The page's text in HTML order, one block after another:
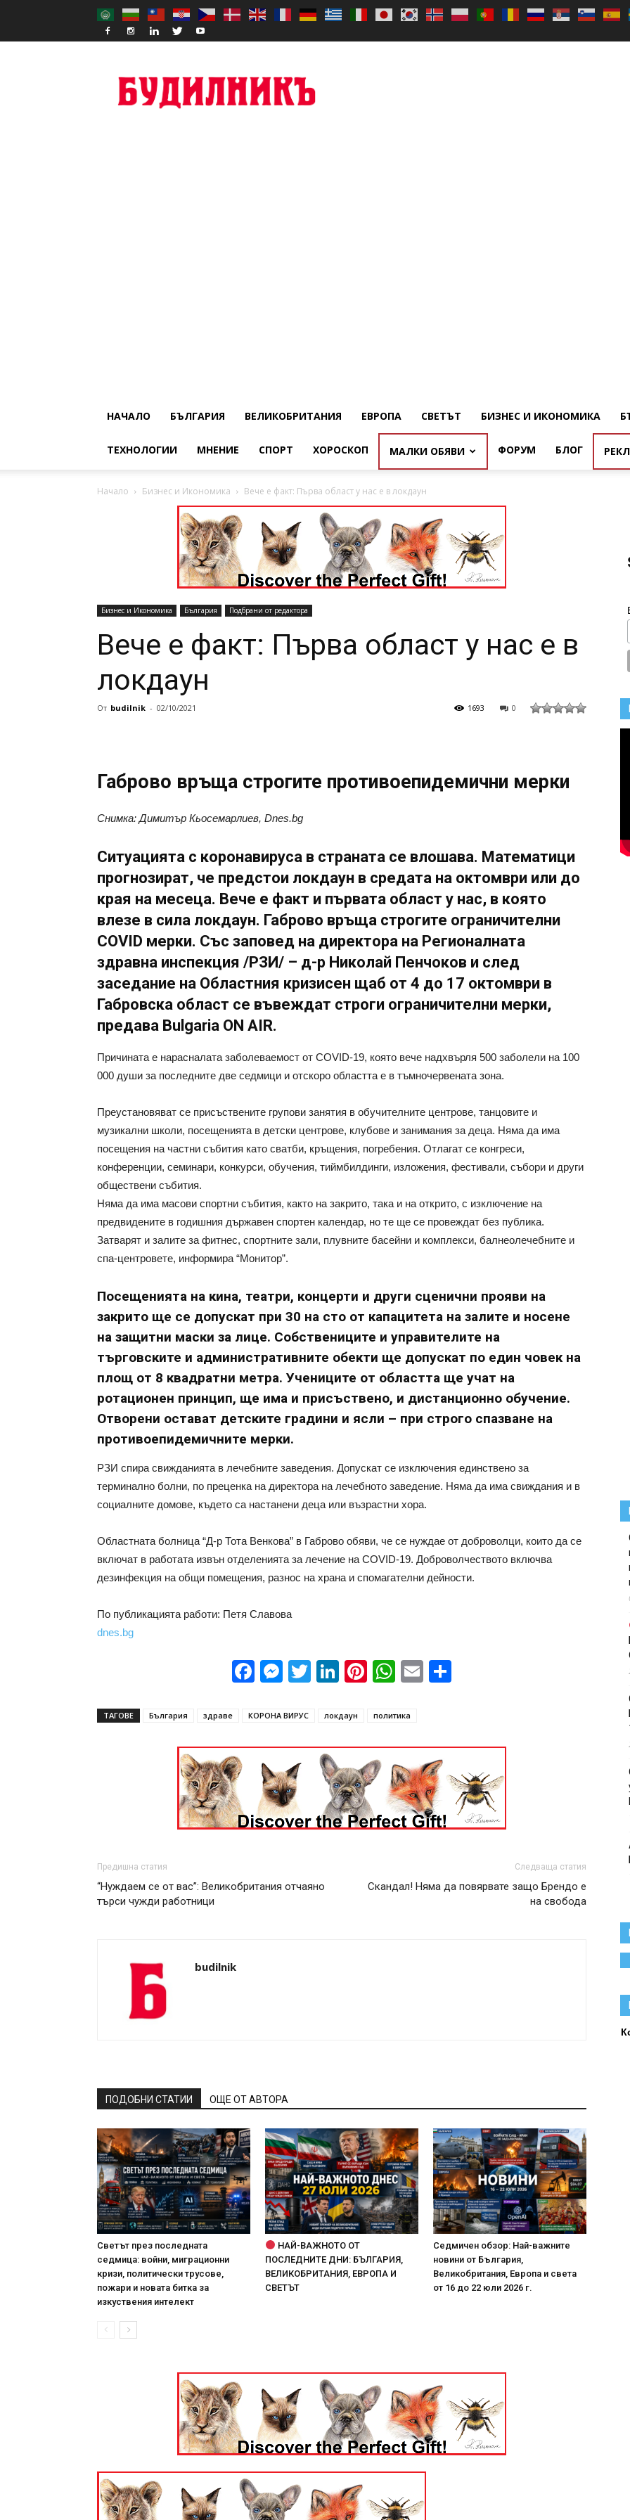
НАЧАЛО БЪЛГАРИЯ ВЕЛИКОБРИТАНИЯ ЕВРОПА СВЕТЪТ БИЗНЕС И ИКОНОМИКА
ТЕХНОЛОГИИ МНЕНИЕ СПОРТ ХОРОСКОП МАЛКИ ОБЯВИ ФОРУМ БЛОГ
Начало Бизнес и Икономика Вече е факт: Първа област у нас е в локдаун
Бизнес и Икономика България Подбрани от редактора
Вече е факт: Първа област у нас е в
локдаун
От budilnik - 02/10/2021 0
1693
Габрово връща строгите противоепидемични мерки
Снимка: Димитър Кьосемарлиев, Dnes.bg
Ситуацията с коронавируса в страната се влошава. Математици
прогнозират, че предстои локдаун в средата на октомври или до
края на месеца. Вече е факт и първата област у нас, в която
влезе в сила локдаун. Габрово връща строгите ограничителни
COVID мерки. Със заповед на директора на Регионалната
здравна инспекция /РЗИ/ – д-р Николай Пенчоков и след
заседание на Областния кризисен щаб от 4 до 17 октомври в
Габровска област се въвеждат строги ограничителни мерки,
предава Bulgaria ON AIR.
Причината е нарасналата заболеваемост от COVID-19, която вече надхвърля 500 заболели на 100
000 души за последните две седмици и отскоро областта е в тъмночервената зона.
Преустановяват се присъствените групови занятия в обучителните центрове, танцовите и
музикални школи, посещенията в детски центрове, клубове и занимания за деца. Няма да има
посещения на частни събития като сватби, кръщения, погребения. Отлагат се конгреси,
конференции, семинари, конкурси, обучения, тиймбилдинги, изложения, фестивали, събори и други
обществени събития.
Няма да има масови спортни събития, както на закрито, така и на открито, с изключение на
предвидените в годишния държавен спортен календар, но те ще се провеждат без публика.
Затварят и залите за фитнес, спортните зали, плувните басейни и комплекси, балнеолечебните и
спа-центровете, информира “Монитор”.
Посещенията на кина, театри, концерти и други сценични прояви на
закрито ще се допускат при 30 на сто от капацитета на залите и носене
на защитни маски за лице. Собствениците и управителите на
търговските и административните обекти ще допускат по един човек на
площ от 8 квадратни метра. Учениците от областта ще учат на
ротационен принцип, ще има и присъствено, и дистанционно обучение.
Отворени остават детските градини и ясли – при строго спазване на
противоепидемичните мерки.
РЗИ спира свижданията в лечебните заведения. Допускат се изключения единствено за
терминално болни, по преценка на директора на лечебното заведение. Няма да има свиждания и в
социалните домове, където са настанени деца или възрастни хора.
Областната болница “Д-р Тота Венкова” в Габрово обяви, че се нуждае от доброволци, които да се
включат в работата извън отделенията за лечение на COVID-19. Доброволчеството включва
дезинфекция на общи помещения, разнос на храна и спомагателни дейности.
По публикацията работи: Петя Славова
dnes.bg
Facebook
Messenger
Twitter
LinkedIn
Pinterest
WhatsApp
Email
ТАГОВЕ България здраве КОРОНА ВИРУС локдаун политика
Предишна статия
“Нуждаем се от вас”: Великобритания отчаяно
търси чужди работници
Следваща статия
Скандал! Няма да повярвате защо Брендо е
на свобода
budilnik
ПОДОБНИ СТАТИИ ОЩЕ ОТ АВТОРА
Светът през последната
седмица: войни, миграционни
кризи, политически трусове,
пожари и новата битка за
изкуствения интелект
НАЙ-ВАЖНОТО ОТ
ПОСЛЕДНИТЕ ДНИ: БЪЛГАРИЯ,
ВЕЛИКОБРИТАНИЯ, ЕВРОПА И
СВЕТЪТ
Седмичен обзор: Най-важните
новини от България,
Великобритания, Европа и света
от 16 до 22 юли 2026 г.